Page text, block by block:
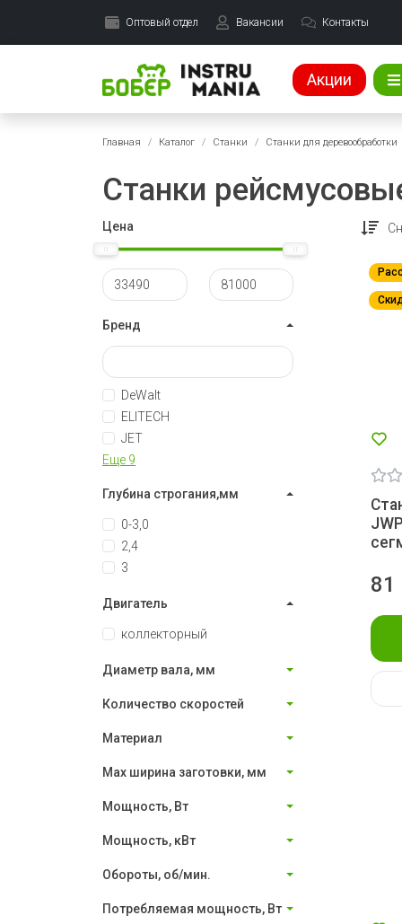
Оптовый отдел Вакансии Контакты
Акции
Главная Каталог Станки Станки для деревообработки
Станки
Цена
Бренд
DeWalt
ELITECH
JET
Еще 9
Глубина строгания,мм
0-3,0
2,4
3
Двигатель
коллекторный
Диаметр вала, мм
Количество скоростей
Материал
Мах ширина заготовки, мм
Мощность, Вт
Мощность, кВт
Обороты, об/мин.
Потребляемая мощность, Вт